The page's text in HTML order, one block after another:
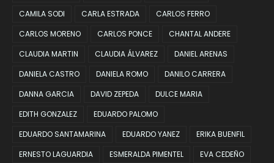
CAMILA SODI
CARLA ESTRADA
CARLOS FERRO
CARLOS MORENO
CARLOS PONCE
CHANTAL ANDERE
CLAUDIA MARTIN
CLAUDIA ÁLVAREZ
DANIEL ARENAS
DANIELA CASTRO
DANIELA ROMO
DANILO CARRERA
DANNA GARCIA
DAVID ZEPEDA
DULCE MARIA
EDITH GONZALEZ
EDUARDO PALOMO
EDUARDO SANTAMARINA
EDUARDO YANEZ
ERIKA BUENFIL
ERNESTO LAGUARDIA
ESMERALDA PIMENTEL
EVA CEDEÑO